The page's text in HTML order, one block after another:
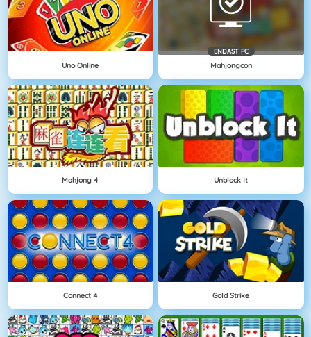
Uno Online
ENDAST PC
Mahjongcon
Mahjong 4 Unblock It
Connect 4 Gold Strike